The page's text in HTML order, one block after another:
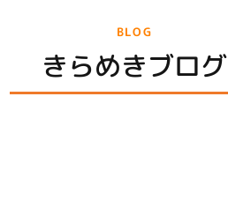
BLOG
きらめきブログ